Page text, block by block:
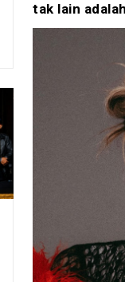
tak lain